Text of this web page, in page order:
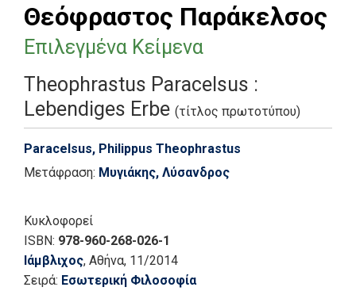
Θεόφραστος Παράκελσος
Επιλεγμένα Κείμενα
Theophrastus Paracelsus :
Lebendiges Erbe (τίτλος πρωτοτύπου)
Paracelsus, Philippus Theophrastus
Μετάφραση: Μυγιάκης, Λύσανδρος
Κυκλοφορεί
ISBN: 978-960-268-026-1
Ιάμβλιχος, Αθήνα, 11/2014
Σειρά: Εσωτερική Φιλοσοφία